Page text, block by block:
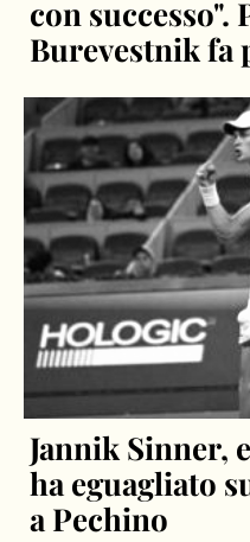
con successo".
Burevestnik fa
Jannik Sinner,
ha eguagliato
a Pechino